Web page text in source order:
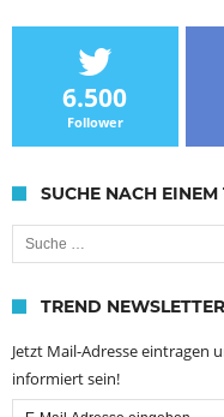
6.500
Follower
SUCHE NACH
Suche nach:
TREND
Jetzt Mail-Adresse eintragen
informiert sein!
Email